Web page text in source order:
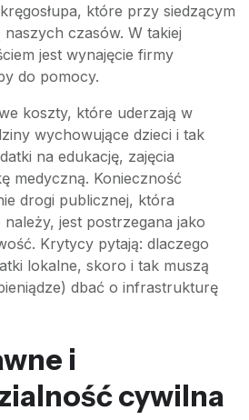
które przy siedzącym
czasów. W takiej
jest wynajęcie firmy
do pomocy.
koszty, które uderzają w
wychowujące dzieci i tak
na edukację, zajęcia
medyczną. Konieczność
drogi publicznej, która
jest postrzegana jako
Krytycy pytają: dlaczego
lokalne, skoro i tak muszą
dbać o infrastrukturę
i
cywilna